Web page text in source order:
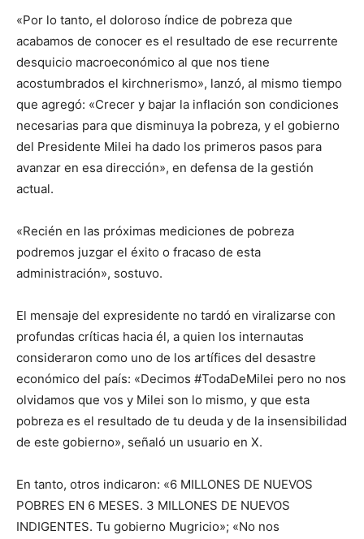
«Por lo tanto, el doloroso índice de pobreza que
acabamos de conocer es el resultado de ese recurrente
desquicio macroeconómico al que nos tiene
acostumbrados el kirchnerismo», lanzó, al mismo tiempo
que agregó: «Crecer y bajar la inflación son condiciones
necesarias para que disminuya la pobreza, y el gobierno
del Presidente Milei ha dado los primeros pasos para
avanzar en esa dirección», en defensa de la gestión
actual.
«Recién en las próximas mediciones de pobreza
podremos juzgar el éxito o fracaso de esta
administración», sostuvo.
El mensaje del expresidente no tardó en viralizarse con
profundas críticas hacia él, a quien los internautas
consideraron como uno de los artífices del desastre
económico del país: «Decimos #TodaDeMilei pero no nos
olvidamos que vos y Milei son lo mismo, y que esta
pobreza es el resultado de tu deuda y de la insensibilidad
de este gobierno», señaló un usuario en X.
En tanto, otros indicaron: «6 MILLONES DE NUEVOS
POBRES EN 6 MESES. 3 MILLONES DE NUEVOS
INDIGENTES. Tu gobierno Mugricio»; «No nos